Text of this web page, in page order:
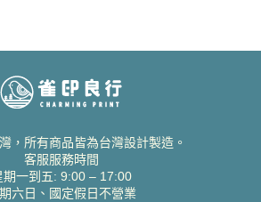
，所有商品皆為台灣設計製造。
客服服務時間
期一到五: 9:00 – 17:00
六日、國定假日不營業